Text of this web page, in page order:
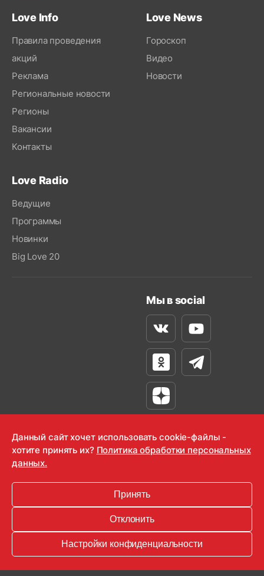
Love Info
Правила проведения
акций
Реклама
Региональные новости
Регионы
Вакансии
Контакты
Love News
Гороскоп
Видео
Новости
Love Radio
Ведущие
Программы
Новинки
Big Love 20
Мы в social
ВконтактеYoutube
Одноклассники
Телеграм
Яндекс Дзен
16+
Информация для правообладателей
Данный сайт хочет использовать cookie-файлы -
хотите принять их? Политика обработки персональных
данных.
Принять
Отклонить
Настройки конфиденциальности